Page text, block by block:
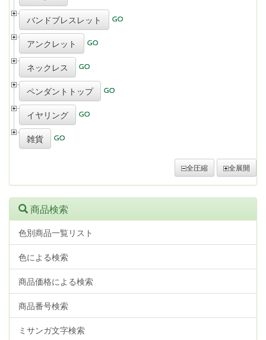
バンドブレスレット
アンクレット
ネックレス
ペンダントトップ
イヤリング
雑貨
全圧縮 全展開
商品検索
色別商品一覧リスト
色による検索
商品価格による検索
商品番号検索
ミサンガ文字検索